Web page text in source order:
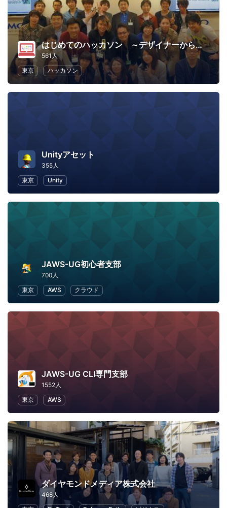
はじめてのハッカソン ～デザイナーからプログラマーまで～
561人
東京
ハッカソン
Unityアセット
355人
東京
Unity
JAWS-UG初心者支部
700人
東京
AWS クラウド
JAWS-UG CLI専門支部
1552人
東京
AWS
ダイヤモンドメディア株式会社
468人